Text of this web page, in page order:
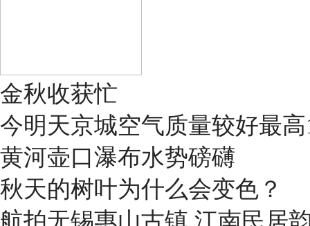
金秋收获忙
今明天京城空气质量较好最
黄河壶口瀑布水势磅礴
秋天的树叶为什么会变色？
航拍无锡惠山古镇 江南民居